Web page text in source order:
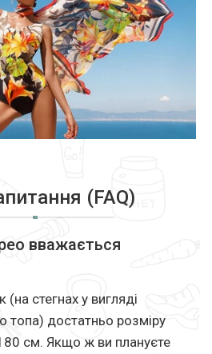
(FAQ)
вважається
стегнах у вигляді
топа) достатньо розміру
см. Якщо ж ви плануєте